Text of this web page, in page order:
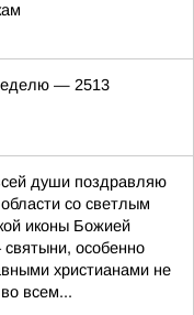
— 2513
души поздравляю
со светлым
иконы Божией
особенно
христианами не
всем...